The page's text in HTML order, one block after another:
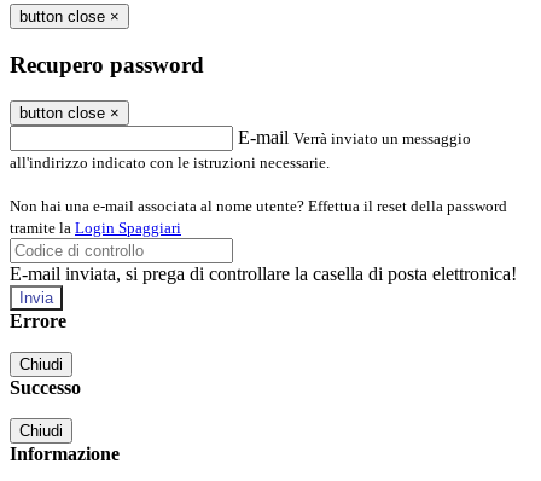
button close ×
Recupero password
button close ×
E-mail Verrà inviato un messaggio
all'indirizzo indicato con le istruzioni necessarie.
Non hai una e-mail associata al nome utente? Effettua il reset della password
tramite la Login Spaggiari
E-mail inviata, si prega di controllare la casella di posta elettronica!
Errore
Chiudi
Successo
Chiudi
Informazione